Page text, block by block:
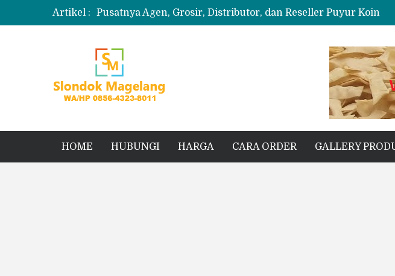
Artikel :
Pusatnya Agen, Grosir, Distributor, dan Reseller Puyur Koin
Produksi Slondok
Jual Puyur Koin Mentah 1 Ball 5 kg
Jual Pasir Merapi Terdekat Kualitas Unggul untuk Proyek
HOME HUBUNGI HARGA CARA ORDER GALLERY